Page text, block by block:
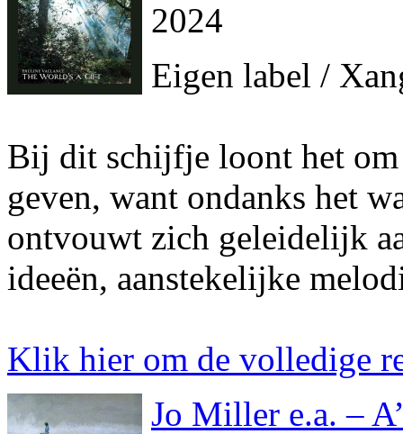
2024
Eigen label /
Bij dit schijfje loont het om
geven, want ondanks het
ontvouwt zich geleidelijk
ideeën, aanstekelijke
Klik hier om de volledige
Jo Miller e.a. –